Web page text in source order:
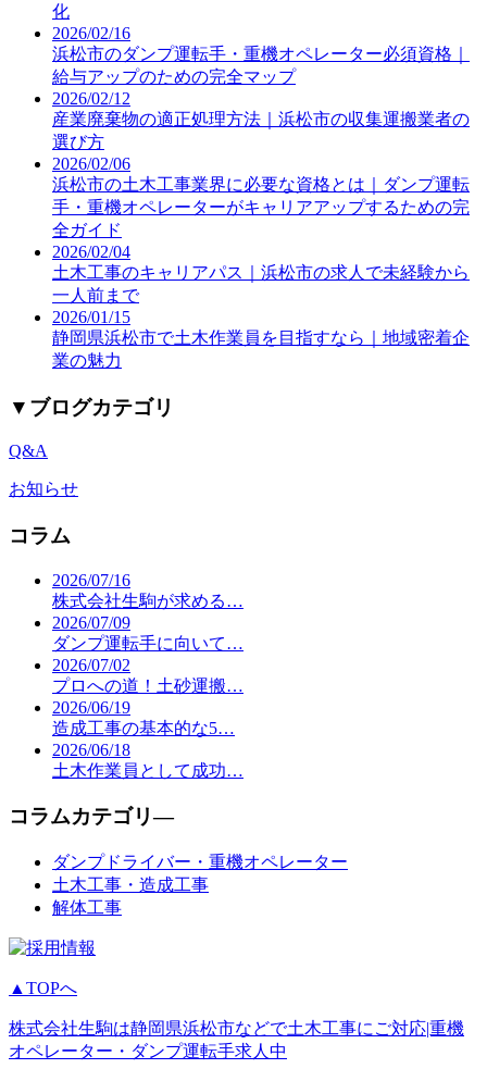
化
2026/02/16
浜松市のダンプ運転手・重機オペレーター必須資格｜
給与アップのための完全マップ
2026/02/12
産業廃棄物の適正処理方法｜浜松市の収集運搬業者の
選び方
2026/02/06
浜松市の土木工事業界に必要な資格とは｜ダンプ運転
手・重機オペレーターがキャリアアップするための完
全ガイド
2026/02/04
土木工事のキャリアパス｜浜松市の求人で未経験から
一人前まで
2026/01/15
静岡県浜松市で土木作業員を目指すなら｜地域密着企
業の魅力
▼ ブログカテゴリ
Q&A
お知らせ
コラム
2026/07/16
株式会社生駒が求める…
2026/07/09
ダンプ運転手に向いて…
2026/07/02
プロへの道！土砂運搬…
2026/06/19
造成工事の基本的な5…
2026/06/18
土木作業員として成功…
コラムカテゴリ―
ダンプドライバー・重機オペレーター
土木工事・造成工事
解体工事
▲TOPへ
株式会社生駒は静岡県浜松市などで土木工事にご対応|重機
オペレーター・ダンプ運転手求人中